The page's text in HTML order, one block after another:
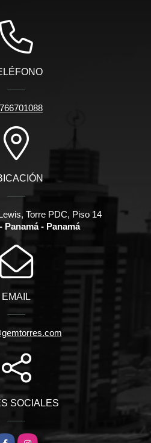
Torre PDC, Piso 14
Panamá - Panamá
EMAIL
SOCIALES